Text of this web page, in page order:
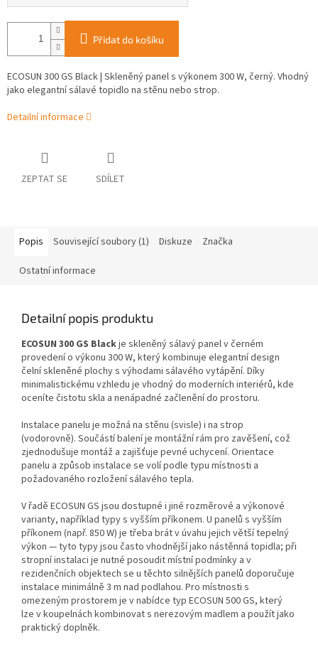
Přidat do košíku
ECOSUN 300 GS Black | Skleněný panel s výkonem 300 W, černý. Vhodný
jako elegantní sálavé topidlo na stěnu nebo strop.
Detailní informace
ZEPTAT SE SDÍLET
Popis Související soubory (1) Diskuze Značka
Ostatní informace
Detailní popis produktu
ECOSUN 300 GS Blackje skleněný sálavý panel v černém
provedení o výkonu 300 W, který kombinuje elegantní design
čelní skleněné plochy s výhodami sálavého vytápění. Díky
minimalistickému vzhledu je vhodný do moderních interiérů, kde
oceníte čistotu skla a nenápadné začlenění do prostoru.
Instalace panelu je možná na stěnu (svisle) i na strop
(vodorovně). Součástí balení je montážní rám pro zavěšení, což
zjednodušuje montáž a zajišťuje pevné uchycení. Orientace
panelu a způsob instalace se volí podle typu místnosti a
požadovaného rozložení sálavého tepla.
V řadě ECOSUN GS jsou dostupné i jiné rozměrové a výkonové
varianty, například typy s vyšším příkonem. U panelů s vyšším
příkonem (např. 850 W) je třeba brát v úvahu jejich větší tepelný
výkon — tyto typy jsou často vhodnější jako nástěnná topidla; při
stropní instalaci je nutné posoudit místní podmínky a v
rezidenčních objektech se u těchto silnějších panelů doporučuje
instalace minimálně 3 m nad podlahou. Pro místnosti s
omezeným prostorem je v nabídce typ ECOSUN 500 GS, který
lze v koupelnách kombinovat s nerezovým madlem a použít jako
praktický doplněk.